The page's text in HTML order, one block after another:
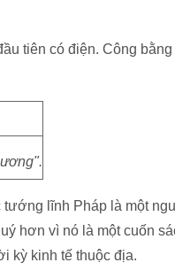
tiên có điện. Công bằng
lĩnh Pháp là một
hơn vì nó là một cuốn
kỳ kinh tế thuộc địa.